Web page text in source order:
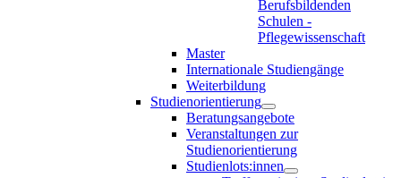
Berufsbildenden
Schulen -
Pflegewissenschaft
Master
Internationale Studiengänge
Weiterbildung
Studienorientierung
Beratungsangebote
Veranstaltungen zur
Studienorientierung
Studienlots:innen